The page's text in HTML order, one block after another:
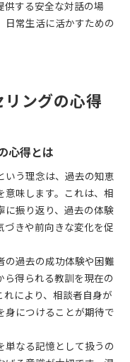
供する安全な対話の場
日常生活に活かすための
ングの心得
心得とは
いう理念は、過去の知恵
意味します。これは、相
に振り返り、過去の体験
づきや前向きな変化を促
の過去の成功体験や困難
ら得られる教訓を現在の
により、相談者自身が
身につけることが期待で
単なる記憶として扱うの